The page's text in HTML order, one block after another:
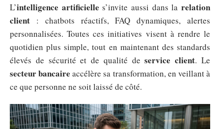
L’intelligence artificielle s’invite aussi dans larelation
client : chatbots réactifs, FAQ dynamiques, alertes
personnalisées. Toutes ces initiatives visent à rendre le
quotidien plus simple, tout en maintenant des standards
élevés de sécurité et de qualité deservice client. Le
secteur bancaire accélère sa transformation, en veillant à
ce que personne ne soit laissé de côté.